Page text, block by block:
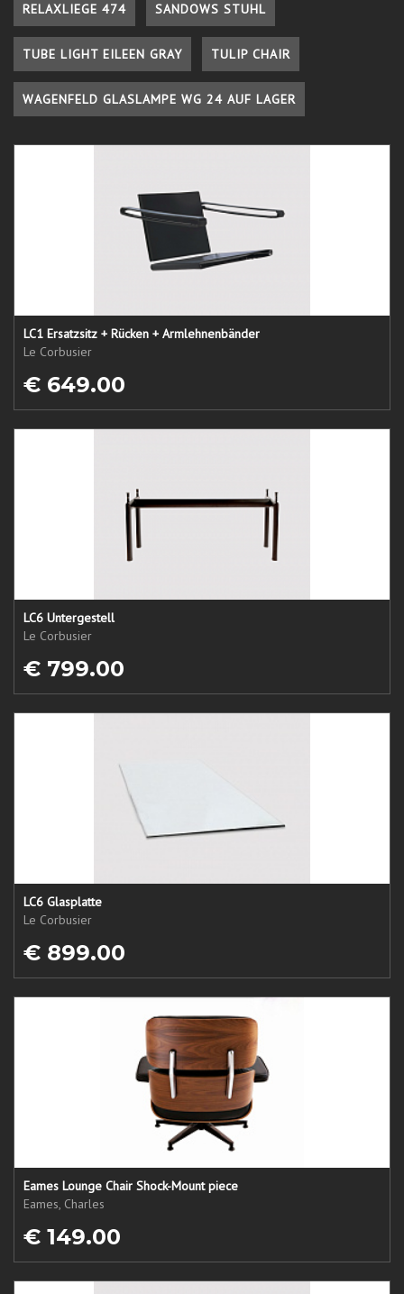
RELAXLIEGE 474 SANDOWS STUHL
TUBE LIGHT EILEEN GRAY TULIP CHAIR
WAGENFELD GLASLAMPE WG 24 AUF LAGER
LC1 Ersatzsitz + Rücken + Armlehnenbänder
Le Corbusier
€ 649.00
LC6 Untergestell
Le Corbusier
€ 799.00
LC6 Glasplatte
Le Corbusier
€ 899.00
Eames Lounge Chair Shock-Mount piece
Eames, Charles
€ 149.00